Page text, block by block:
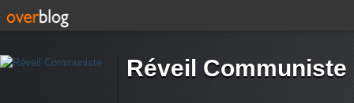
Réveil Communiste